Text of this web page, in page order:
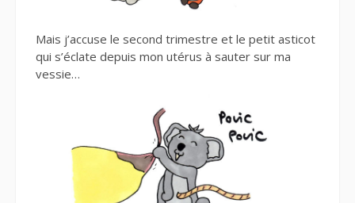
Mais j’accuse le second trimestre et le petit asticot
qui s’éclate depuis mon utérus à sauter sur ma
vessie…